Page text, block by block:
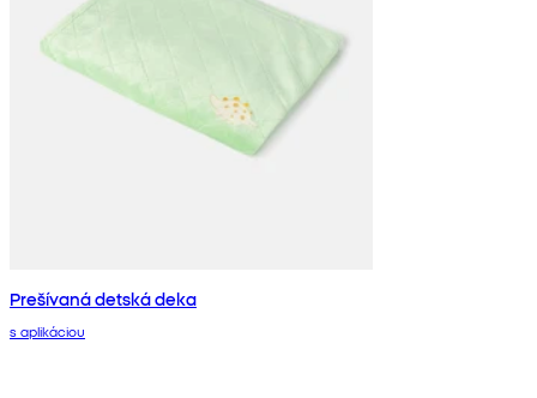
Prešívaná detská deka
s aplikáciou